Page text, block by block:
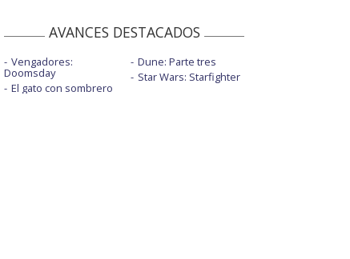
AVANCES DESTACADOS
Vengadores:
Doomsday
El gato con sombrero
Dune: Parte tres
Star Wars: Starfighter